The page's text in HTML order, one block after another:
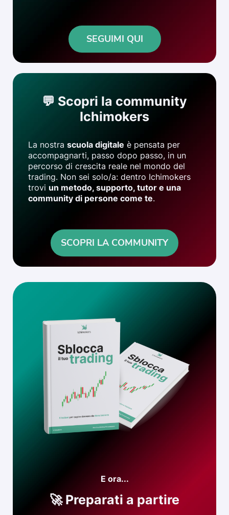
SEGUIMI QUI
💬 Scopri la community
Ichimokers
La nostra scuola digitale è pensata per
accompagnarti, passo dopo passo, in un
percorso di crescita reale nel mondo del
trading. Non sei solo/a: dentro Ichimokers
trovi un metodo, supporto, tutor e una
community di persone come te.
SCOPRI LA COMMUNITY
E ora...
🚀 Preparati a partire